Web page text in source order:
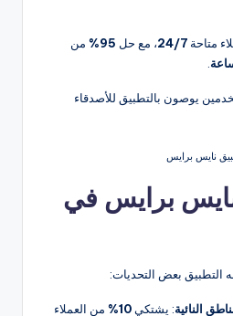
متاحة 24/7، مع حل 95%
من
يوصون بالتطبيق للأصدقاء
نايس برايس
برايس في
التطبيق بعض التحديات:
النائية: يشتكي 10% من العملاء